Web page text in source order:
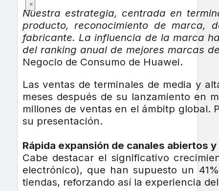
×
Nuestra estrategia, centrada en
producto, reconocimiento de marca,
fabricante. La influencia de la marca
del ranking anual de mejores marcas
Negocio de Consumo de Huawei.
Las ventas de terminales de media y
meses después de su lanzamiento en
millones de ventas en el ámbitp global.
su presentación.
Rápida expansión de canales abiertos
Cabe destacar el significativo
electrónico), que han supuesto un
tiendas, reforzando así la experiencia